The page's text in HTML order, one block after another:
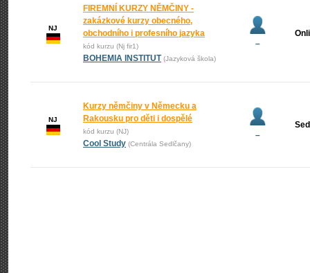
NJ
FIREMNÍ KURZY NĚMČINY -
zakázkové kurzy obecného,
obchodního i profesního jazyka
kód kurzu (Nj fir1)
BOHEMIA INSTITUT (Jazyková škola)
–
NJ
Kurzy němčiny v Německu a
Rakousku pro děti i dospělé
kód kurzu (NJ)
Cool Study (Centrála Sedlčany)
–